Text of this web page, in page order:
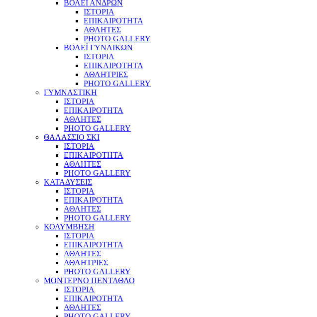
ΒΟΛΕΪ ΑΝΔΡΩΝ
ΙΣΤΟΡΙΑ
ΕΠΙΚΑΙΡΟΤΗΤΑ
ΑΘΛΗΤΕΣ
PHOTO GALLERY
ΒΟΛΕΪ ΓΥΝΑΙΚΩΝ
ΙΣΤΟΡΙΑ
ΕΠΙΚΑΙΡΟΤΗΤΑ
ΑΘΛΗΤΡΙΕΣ
PHOTO GALLERY
ΓΥΜΝΑΣΤΙΚΗ
ΙΣΤΟΡΙΑ
ΕΠΙΚΑΙΡΟΤΗΤΑ
ΑΘΛΗΤΕΣ
PHOTO GALLERY
ΘΑΛΑΣΣΙΟ ΣΚΙ
ΙΣΤΟΡΙΑ
ΕΠΙΚΑΙΡΟΤΗΤΑ
ΑΘΛΗΤΕΣ
PHOTO GALLERY
ΚΑΤΑΔΥΣΕΙΣ
ΙΣΤΟΡΙΑ
ΕΠΙΚΑΙΡΟΤΗΤΑ
ΑΘΛΗΤΕΣ
PHOTO GALLERY
ΚΟΛΥΜΒΗΣΗ
ΙΣΤΟΡΙΑ
ΕΠΙΚΑΙΡΟΤΗΤΑ
ΑΘΛΗΤΕΣ
ΑΘΛΗΤΡΙΕΣ
PHOTO GALLERY
ΜΟΝΤΕΡΝΟ ΠΕΝΤΑΘΛΟ
ΙΣΤΟΡΙΑ
ΕΠΙΚΑΙΡΟΤΗΤΑ
ΑΘΛΗΤΕΣ